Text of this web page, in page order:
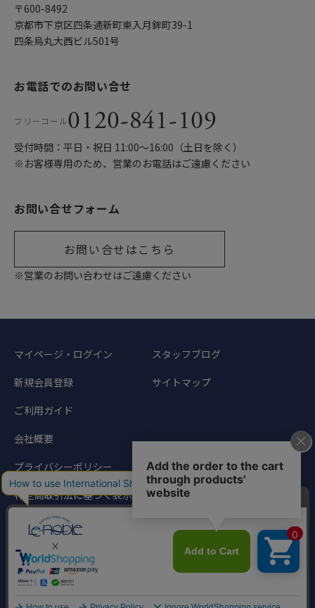
〒600-8492
京都市下京区四条通新町東入月鉾町39-1
四条烏丸大西ビル501号
お電話でのお問い合せ
フリーコール0120-841-109
受付時間：平日・祝日 11:00〜16:00（土日を除く）
※お客様専用のため、営業のお電話はご遠慮ください
お問い合せフォーム
お問い合せはこちら
※営業のお問い合わせはご遠慮ください
マイページ・ログイン
新規会員登録
ご利用ガイド
会社概要
プライバシーポリシー
特定商取引法に基づく表示
スタッフブログ
サイトマップ